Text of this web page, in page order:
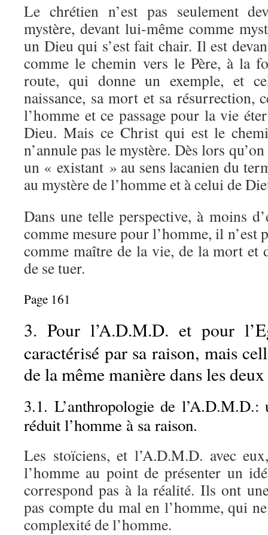
Le chrétien n’est pas seulement
mystère, devant lui-même comme
un Dieu qui s’est fait chair. Il est
comme le chemin vers le Père, à la
route, qui donne un exemple, et
naissance, sa mort et sa résurrection,
l’homme et ce passage pour la vie
Dieu. Mais ce Christ qui est le
n’annule pas le mystère. Dès lors
un « existant » au sens lacanien du
au mystère de l’homme et à celui de
Dans une telle perspective, à moins
comme mesure pour l’homme, il n’est
comme maître de la vie, de la mort et
de se tuer.
Page 161
3. Pour l’A.D.M.D. et pour
caractérisé par sa raison, mais
de la même manière dans les
3.1. L’anthropologie de l’A.D.M.D.:
réduit l’homme à sa raison.
Les stoïciens, et l’A.D.M.D. avec
l’homme au point de présenter un
correspond pas à la réalité. Ils ont
pas compte du mal en l’homme, qui
complexité de l’homme.